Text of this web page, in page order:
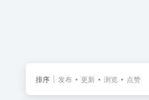
排序 发布 更新 浏览 点赞